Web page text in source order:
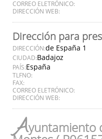
CORREO ELETRÓNICO:
DIRECCIÓN WEB:
Dirección para
DIRECCIÓN:de España 1
CIUDAD:Badajoz
PAÍS:España
TLFNO:
FAX:
CORREO ELETRÓNICO:
DIRECCIÓN WEB:
Ayuntamiento